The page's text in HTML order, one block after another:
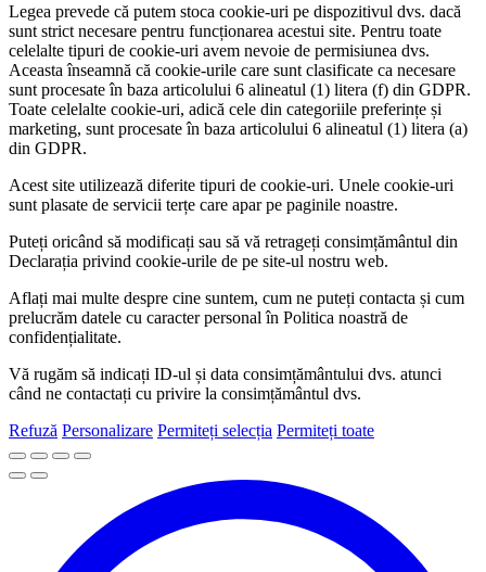
Legea prevede că putem stoca cookie-uri pe dispozitivul dvs. dacă
sunt strict necesare pentru funcționarea acestui site. Pentru toate
celelalte tipuri de cookie-uri avem nevoie de permisiunea dvs.
Aceasta înseamnă că cookie-urile care sunt clasificate ca necesare
sunt procesate în baza articolului 6 alineatul (1) litera (f) din GDPR.
Toate celelalte cookie-uri, adică cele din categoriile preferințe și
marketing, sunt procesate în baza articolului 6 alineatul (1) litera (a)
din GDPR.
Acest site utilizează diferite tipuri de cookie-uri. Unele cookie-uri
sunt plasate de servicii terțe care apar pe paginile noastre.
Puteți oricând să modificați sau să vă retrageți consimțământul din
Declarația privind cookie-urile de pe site-ul nostru web.
Aflați mai multe despre cine suntem, cum ne puteți contacta și cum
prelucrăm datele cu caracter personal în Politica noastră de
confidențialitate.
Vă rugăm să indicați ID-ul și data consimțământului dvs. atunci
când ne contactați cu privire la consimțământul dvs.
Refuză Personalizare Permiteți selecția Permiteți toate